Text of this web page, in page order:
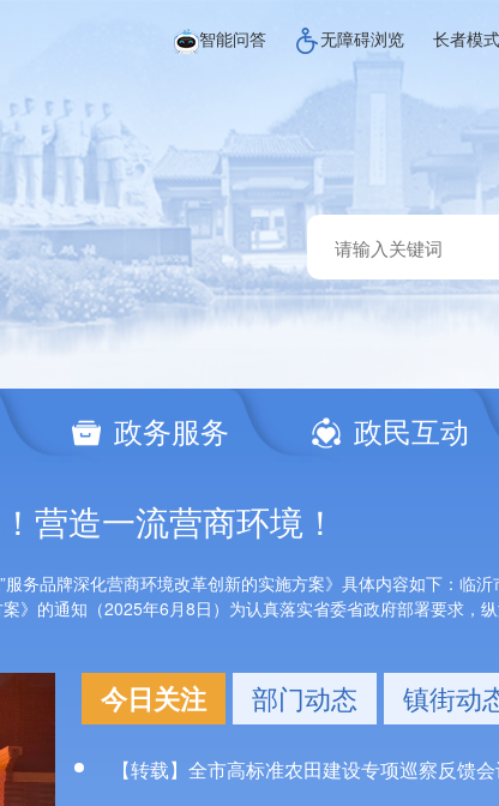
智能问答 无障碍浏览 长者模式
政务服务 政民互动
营造一流营商环境！
务品牌深化营商环境改革创新的实施方案》具体内容如下：临
》的通知（2025年6月8日）为认真落实省委省政府部署要求，
今日关注 部门动态 镇街动